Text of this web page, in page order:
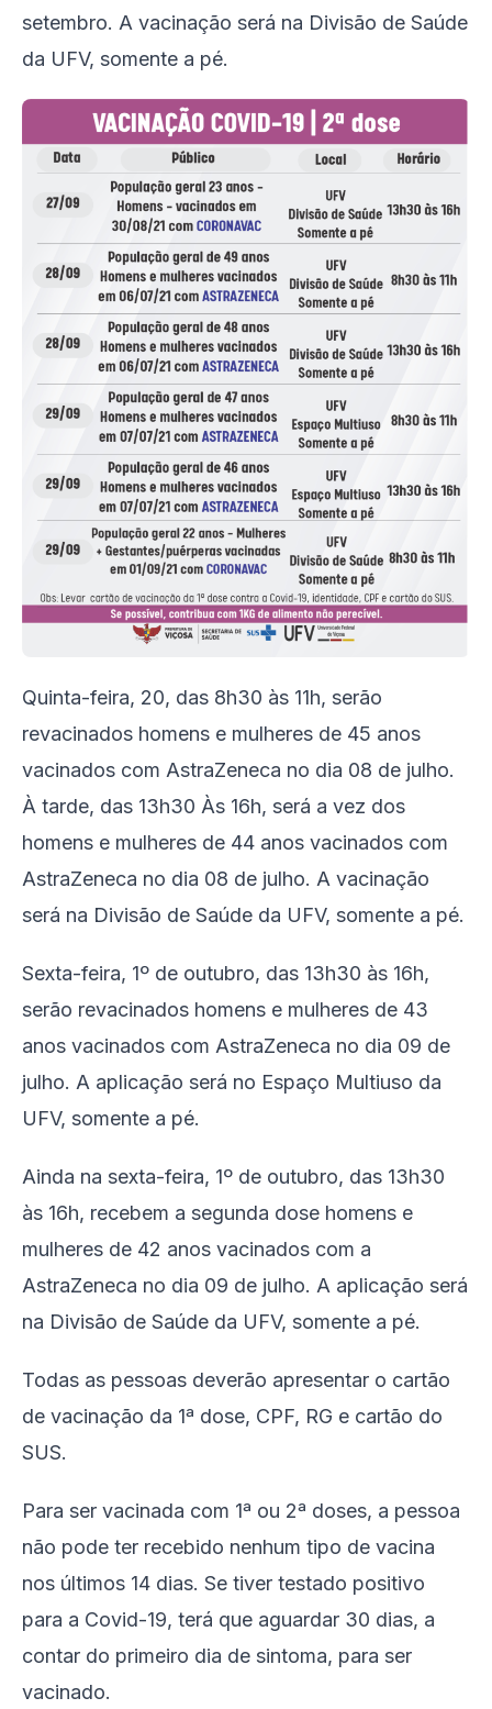
setembro. A vacinação será na Divisão de Saúde
da UFV, somente a pé.
Quinta-feira, 20, das 8h30 às 11h, serão
revacinados homens e mulheres de 45 anos
vacinados com AstraZeneca no dia 08 de julho.
À tarde, das 13h30 Às 16h, será a vez dos
homens e mulheres de 44 anos vacinados com
AstraZeneca no dia 08 de julho. A vacinação
será na Divisão de Saúde da UFV, somente a pé.
Sexta-feira, 1º de outubro, das 13h30 às 16h,
serão revacinados homens e mulheres de 43
anos vacinados com AstraZeneca no dia 09 de
julho. A aplicação será no Espaço Multiuso da
UFV, somente a pé.
Ainda na sexta-feira, 1º de outubro, das 13h30
às 16h, recebem a segunda dose homens e
mulheres de 42 anos vacinados com a
AstraZeneca no dia 09 de julho. A aplicação será
na Divisão de Saúde da UFV, somente a pé.
Todas as pessoas deverão apresentar o cartão
de vacinação da 1ª dose, CPF, RG e cartão do
SUS.
Para ser vacinada com 1ª ou 2ª doses, a pessoa
não pode ter recebido nenhum tipo de vacina
nos últimos 14 dias. Se tiver testado positivo
para a Covid-19, terá que aguardar 30 dias, a
contar do primeiro dia de sintoma, para ser
vacinado.